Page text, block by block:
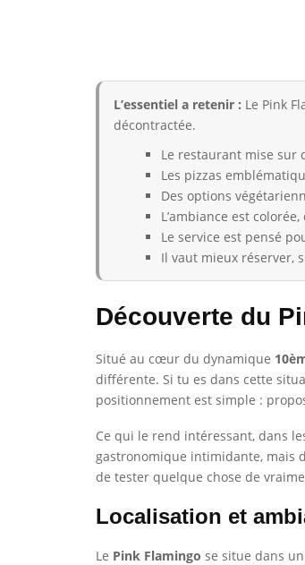
L’essentiel a retenir : Le Pink
décontractée.
Le restaurant mise sur
Les pizzas
Des options
L’ambiance est
Le service est pensé
Il vaut mieux réserver,
Découverte du
Situé au cœur du dynamique
différente. Si tu es dans cette
positionnement est simple :
Ce qui le rend intéressant, dans
gastronomique intimidante, mais
de tester quelque chose de
Localisation et
Le Pink Flamingo se situe dans